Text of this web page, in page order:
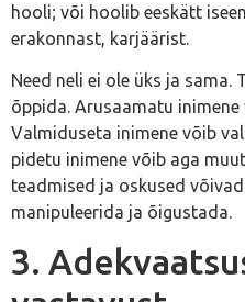
hooli; või hoolib eeskätt
erakonnast, karjäärist.
Need neli ei ole üks ja sama.
õppida. Arusaamatu
Valmiduseta inimene võib
pidetu inimene võib aga
teadmised ja oskused
manipuleerida ja õigustada.
3.